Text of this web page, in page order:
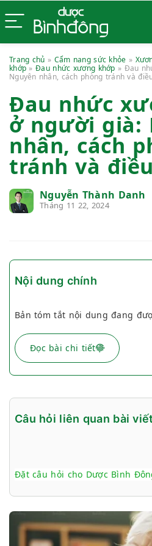
Trang chủ » Cẩm nang sức khỏe »
khớp »Đau nhức xương khớp » Đau
Nguyên nhân, cách phòng tránh và
Đau nhức
ở người già:
nhân, cách
tránh và
Nguyễn Thành Danh
Tháng 11 22, 2024
Nội dung chính
Bản tóm tắt nội dung đang
Đọc bài chi tiết
Câu hỏi liên quan bài viết
Đặt câu hỏi cho Dược Bình